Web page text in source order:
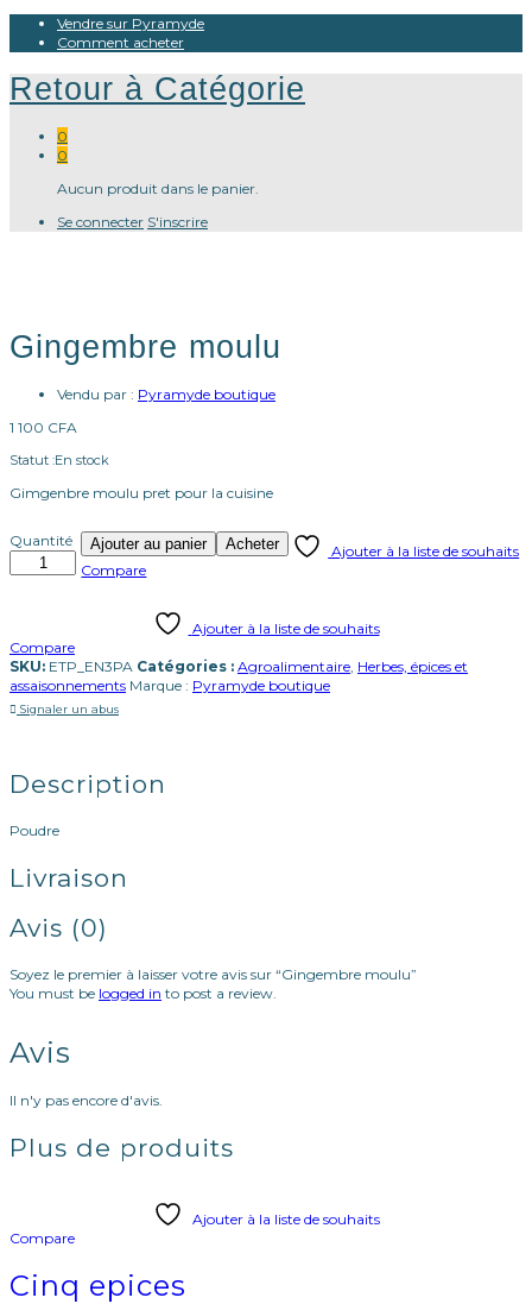
Vendre sur Pyramyde
Comment acheter
Retour à Catégorie
0
0
Aucun produit dans le panier.
Se connecter S'inscrire
Gingembre moulu
Vendu par : Pyramyde boutique
1 100 CFA
Statut :En stock
Gimgenbre moulu pret pour la cuisine
quantité
Gingembre
Quantité Ajouter au panier Acheter
Ajouter à la liste de souhaits
Compare
Ajouter à la liste de souhaits
Compare
SKU: ETP_EN3PA Catégories : Agroalimentaire, Herbes, épices et
assaisonnements Marque : Pyramyde boutique
Signaler un abus
Description
Poudre
Livraison
Avis (0)
Soyez le premier à laisser votre avis sur “Gingembre moulu”
You must be logged in to post a review.
Avis
Il n'y pas encore d'avis.
Plus de produits
Ajouter à la liste de souhaits
Compare
Cinq epices